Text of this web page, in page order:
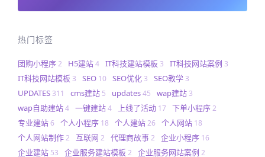
热门标签
团购小程序2 H5建站4 IT科技建站模板 3 IT科技网站案例 3
IT科技网站模板 3 SEO 10 SEO优化 3 SEO教学 3
UPDATES 311 cms建站 5 updates45 wap建站 3
wap自助建站4 一键建站4 上线了活动 17 下单小程序2
专业建站6 个人小程序 18 个人建站26 个人网站 18
个人网站制作2 互联网 2 代理商故事2 企业小程序 16
企业建站 53 企业服务建站模板 2 企业服务网站案例 2